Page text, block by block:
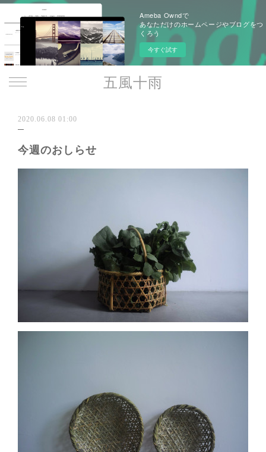
Ameba Owndで
あなただけのホームページやブログをつ
くろう
今すぐ試す
五風十雨
2020.06.08 01:00
今週のおしらせ